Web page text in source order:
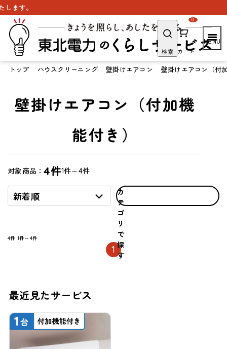
ます。
検索 カート
0
トップ ハウスクリーニング 壁掛けエアコン 壁掛けエアコン（付
壁掛けエアコン（付加機
能付き）
対象商品：4件1件～4件
新着順
カ
テ
ゴ
リ
で
探
す
4件 1件～4件
1
最近見たサービス